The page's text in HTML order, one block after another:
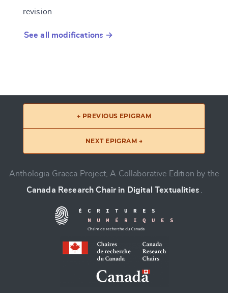
revision
See all modifications →
← PREVIOUS EPIGRAM
NEXT EPIGRAM →
Anthologia Graeca Project, A Collaborative Edition by the
Canada Research Chair in Digital Textualities